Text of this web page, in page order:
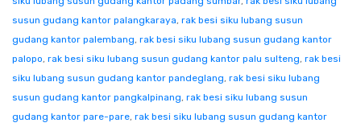
susun gudang kantor palangkaraya, rak besi siku lubang susun
gudang kantor palembang, rak besi siku lubang susun gudang kantor
palopo, rak besi siku lubang susun gudang kantor palu sulteng, rak besi
siku lubang susun gudang kantor pandeglang, rak besi siku lubang
susun gudang kantor pangkalpinang, rak besi siku lubang susun
gudang kantor pare-pare, rak besi siku lubang susun gudang kantor